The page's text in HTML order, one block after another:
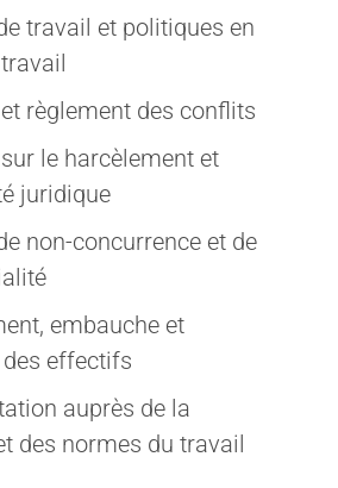
travail et politiques en
règlement des conflits
le harcèlement et
juridique
non-concurrence et de
embauche et
effectifs
auprès de la
des normes du travail